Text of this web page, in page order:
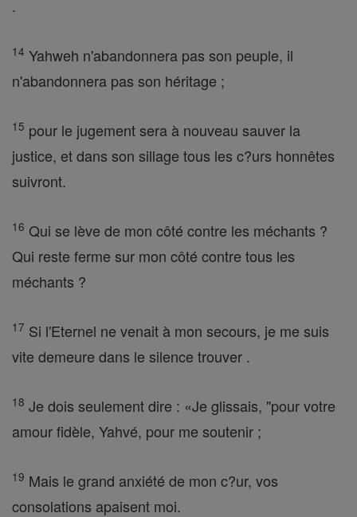
.
14 Yahweh n'abandonnera pas son peuple, il
n'abandonnera pas son héritage ;
15 pour le jugement sera à nouveau sauver la
justice, et dans son sillage tous les c?urs honnêtes
suivront.
16 Qui se lève de mon côté contre les méchants ?
Qui reste ferme sur mon côté contre tous les
méchants ?
17 Si l'Eternel ne venait à mon secours, je me suis
vite demeure dans le silence trouver .
18 Je dois seulement dire : «Je glissais, "pour votre
amour fidèle, Yahvé, pour me soutenir ;
19 Mais le grand anxiété de mon c?ur, vos
consolations apaisent moi.